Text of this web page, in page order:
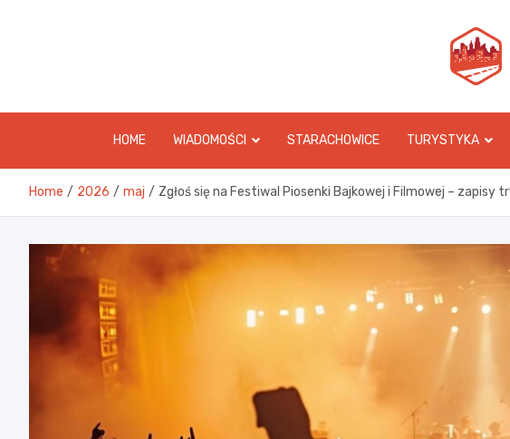
HOME WIADOMOŚCI STARACHOWICE TURYSTYKA
Home 2026 maj Zgłoś się na Festiwal Piosenki Bajkowej i Filmowej – zapisy